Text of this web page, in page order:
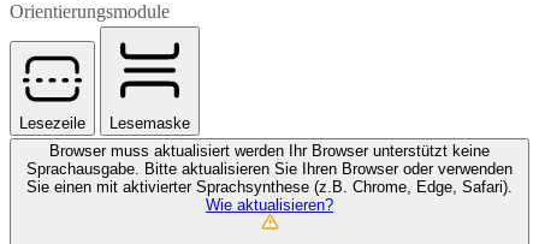
Orientierungsmodule
Lesezeile
Lesemaske
Browser muss aktualisiert werden
Ihr Browser unterstützt keine
Sprachausgabe. Bitte aktualisieren Sie Ihren Browser oder verwenden
Sie einen mit aktivierter Sprachsynthese (z.B. Chrome, Edge, Safari).
Wie aktualisieren?